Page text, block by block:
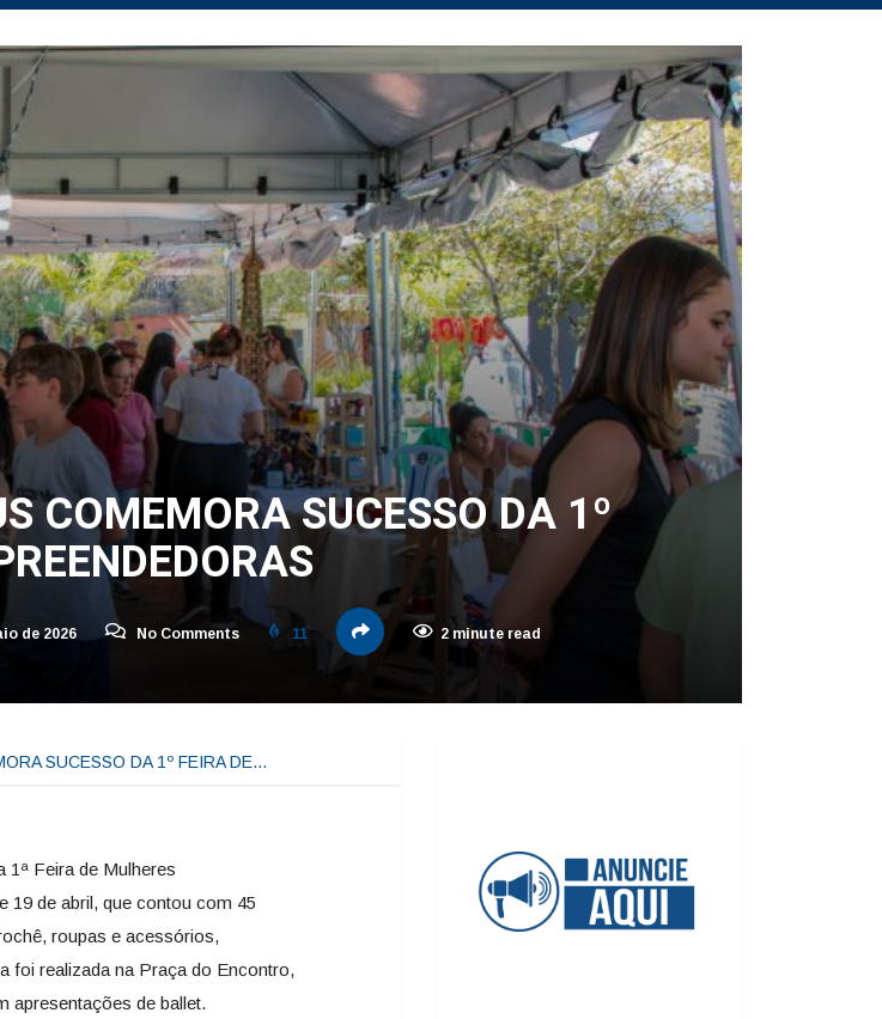
COMEMORA SUCESSO DA 1º
de 2026 No Comments 11 2 minute read
SUCESSO DA 1º FEIRA DE…
1ª Feira de Mulheres
19 de abril, que contou com 45
roupas e acessórios,
foi realizada na Praça do Encontro,
apresentações de ballet.